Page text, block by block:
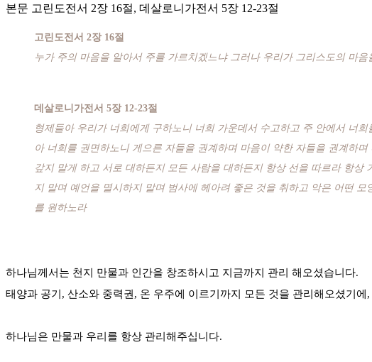
본문 고린도전서 2장 16절, 데살로니가전서 5장 12-23절
고린도전서 2장 16절
누가 주의 마음을 알아서 주를 가르치겠느냐 그러나 우리가 그리스도의 마음
데살로니가전서 5장 12-23절
형제들아 우리가 너희에게 구하노니 너희 가운데서 수고하고 주 안에서 너
아 너희를 권면하노니 게으른 자들을 권계하며 마음이 약한 자들을 권계하
갚지 말게 하고 서로 대하든지 모든 사람을 대하든지 항상 선을 따르라 항
지 말며 예언을 멸시하지 말며 범사에 헤아려 좋은 것을 취하고 악은 어떤
를 원하노라
하나님께서는 천지 만물과 인간을 창조하시고 지금까지 관리 해오셨습니다.
태양과 공기, 산소와 중력권, 온 우주에 이르기까지 모든 것을 관리해오셨기
하나님은 만물과 우리를 항상 관리해주십니다.